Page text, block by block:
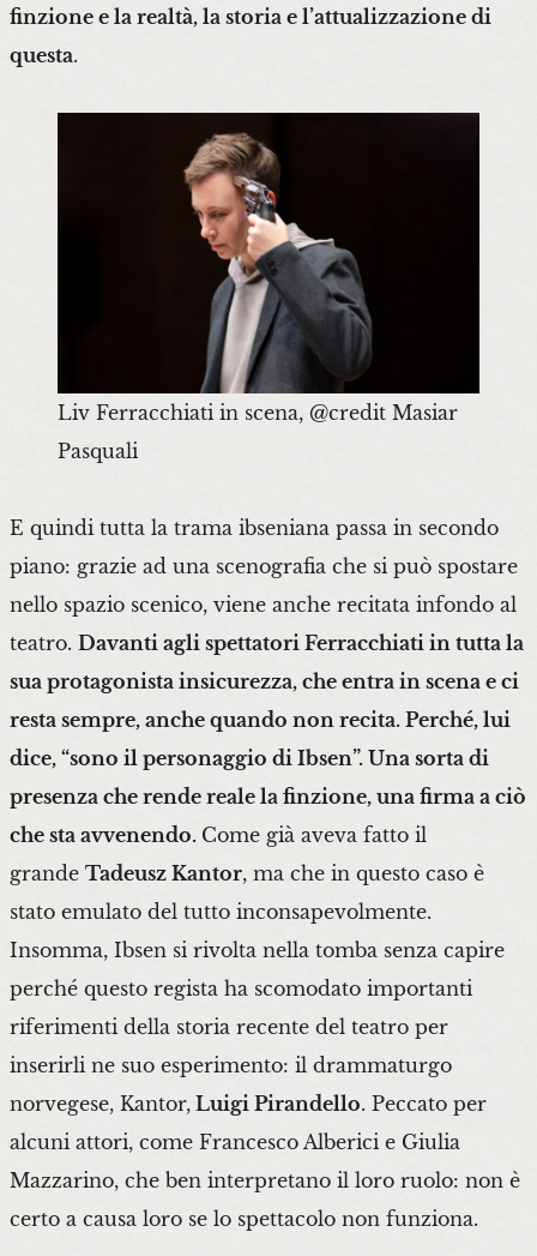
finzione e la realtà, la storia e l’attualizzazione di
questa.
Liv Ferracchiati in scena, @credit Masiar
Pasquali
E quindi tutta la trama ibseniana passa in secondo
piano: grazie ad una scenografia che si può spostare
nello spazio scenico, viene anche recitata infondo al
teatro. Davanti agli spettatori Ferracchiati in tutta la
sua protagonista insicurezza, che entra in scena e ci
resta sempre, anche quando non recita. Perché, lui
dice, “sono il personaggio di Ibsen”. Una sorta di
presenza che rende reale la finzione, una firma a ciò
che sta avvenendo. Come già aveva fatto il
grande Tadeusz Kantor, ma che in questo caso è
stato emulato del tutto inconsapevolmente.
Insomma, Ibsen si rivolta nella tomba senza capire
perché questo regista ha scomodato importanti
riferimenti della storia recente del teatro per
inserirli ne suo esperimento: il drammaturgo
norvegese, Kantor, Luigi Pirandello. Peccato per
alcuni attori, come Francesco Alberici e Giulia
Mazzarino, che ben interpretano il loro ruolo: non è
certo a causa loro se lo spettacolo non funziona.